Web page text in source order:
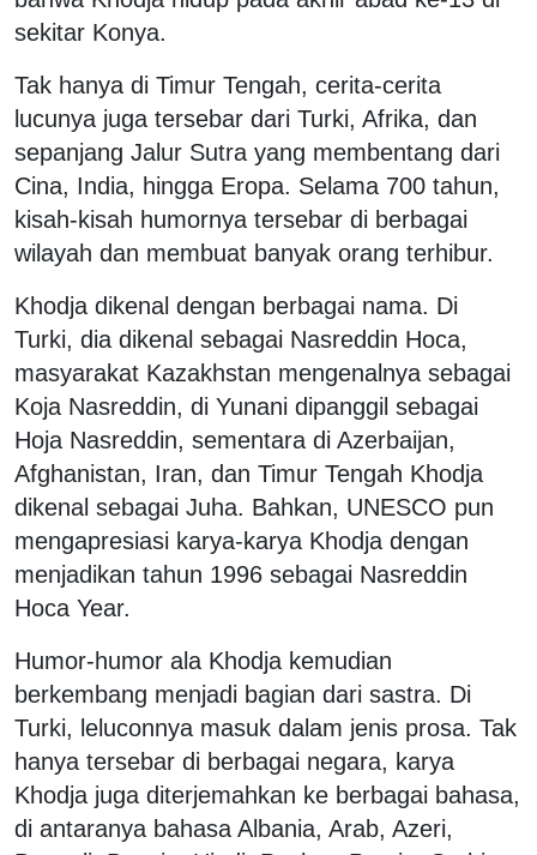
sekitar Konya.
Tak hanya di Timur Tengah, cerita-cerita
lucunya juga tersebar dari Turki, Afrika, dan
sepanjang Jalur Sutra yang membentang dari
Cina, India, hingga Eropa. Selama 700 tahun,
kisah-kisah humornya tersebar di berbagai
wilayah dan membuat banyak orang terhibur.
Khodja dikenal dengan berbagai nama. Di
Turki, dia dikenal sebagai Nasreddin Hoca,
masyarakat Kazakhstan mengenalnya sebagai
Koja Nasreddin, di Yunani dipanggil sebagai
Hoja Nasreddin, sementara di Azerbaijan,
Afghanistan, Iran, dan Timur Tengah Khodja
dikenal sebagai Juha. Bahkan, UNESCO pun
mengapresiasi karya-karya Khodja dengan
menjadikan tahun 1996 sebagai Nasreddin
Hoca Year.
Humor-humor ala Khodja kemudian
berkembang menjadi bagian dari sastra. Di
Turki, leluconnya masuk dalam jenis prosa. Tak
hanya tersebar di berbagai negara, karya
Khodja juga diterjemahkan ke berbagai bahasa,
di antaranya bahasa Albania, Arab, Azeri,